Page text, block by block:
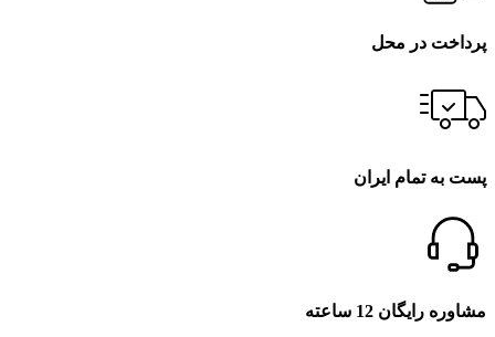
پرداخت در محل
پست به تمام ایران
مشاوره رایگان 12 ساعته